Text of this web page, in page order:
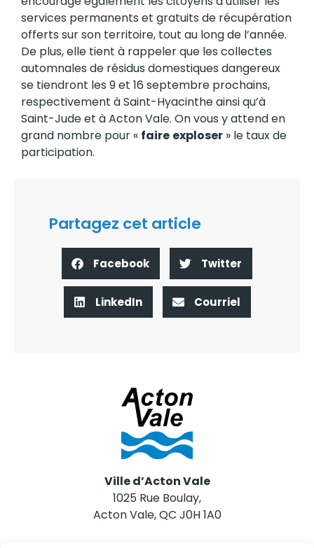
services permanents et gratuits de récupération
offerts sur son territoire, tout au long de l’année.
De plus, elle tient à rappeler que les collectes
automnales de résidus domestiques dangereux
se tiendront les 9 et 16 septembre prochains,
respectivement à Saint-Hyacinthe ainsi qu’à
Saint-Jude et à Acton Vale. On vous y attend en
grand nombre pour « faire exploser » le taux de
participation.
Partagez cet article
Facebook Twitter
LinkedIn Courriel
Ville d’Acton Vale
1025 Rue Boulay,
Acton Vale, QC J0H 1A0